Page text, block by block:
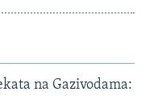
na Gazivodama: